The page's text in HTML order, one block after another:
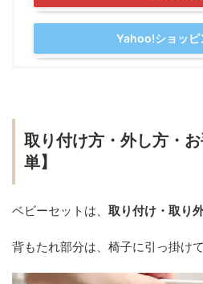
Yahoo!ショッピ
取り付け方・外し方・
単】
ベビーセットは、 取り付け・取り
背もたれ部分は、椅子に引っ掛け